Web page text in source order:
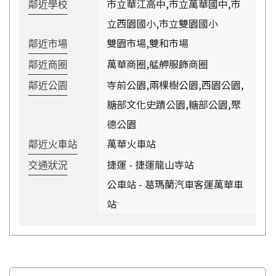
鄰近學校
市立華江高中,市立萬華國中,市
立西園國小,市立雙園國小
鄰近市場 雙園市場,雙和市場
鄰近商圈 萬華商圈,艋舺服飾商圈
鄰近公園
寺前公園,兩棵樹公園,西園公園,
糖部文化史蹟公園,糖部公園,聚
德公園
鄰近火車站 萬華火車站
交通狀況
捷運 - 捷運龍山寺站
公車站 - 葛瑪蘭汽車客運萬華車
站